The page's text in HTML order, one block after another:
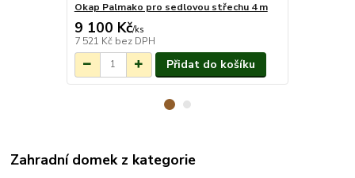
Okap Palmako pro sedlovou střechu 4 m
9 100 Kč/ks
7 521 Kč bez DPH
Přidat do košíku
Zahradní domek z kategorie